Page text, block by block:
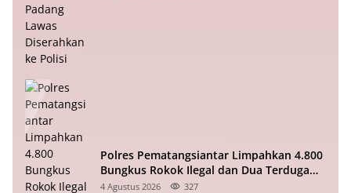
Polres Pematangsiantar Limpahkan 4.800
Bungkus Rokok Ilegal dan Dua Terduga
Pelaku ke Bea Cukai
4 Agustus 2026 327